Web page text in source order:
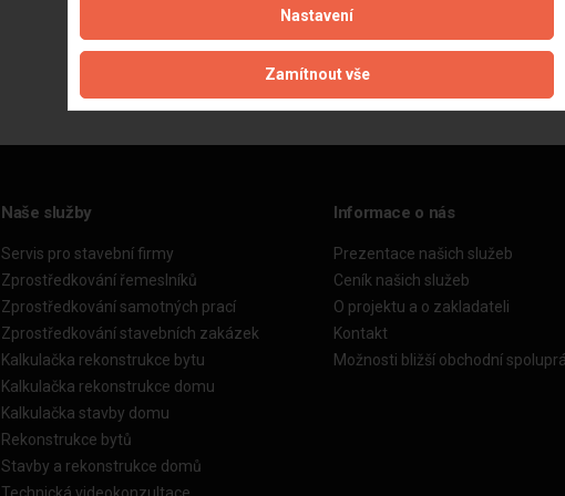
Naše služby
Servis pro stavební firmy
Zprostředkování řemeslníků
Zprostředkování samotných prací
Zprostředkování stavebních zakázek
Kalkulačka rekonstrukce bytu
Kalkulačka rekonstrukce domu
Kalkulačka stavby domu
Rekonstrukce bytů
Stavby a rekonstrukce domů
Informace o nás
Prezentace našich služeb
Ceník našich služeb
O projektu a o zakladateli
Kontakt
Možnosti bližší obchodní
Nastavení
Zamítnout vše